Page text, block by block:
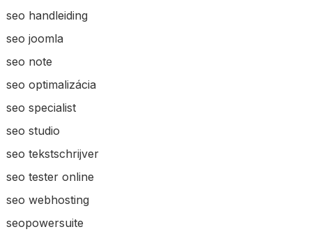
seo handleiding
seo joomla
seo note
seo optimalizácia
seo specialist
seo studio
seo tekstschrijver
seo tester online
seo webhosting
seopowersuite